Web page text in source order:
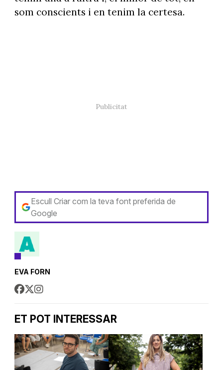
som conscients i en tenim la certesa.
Escull Criar com la teva font preferida de
Google
EVA FORN
ET POT INTERESSAR